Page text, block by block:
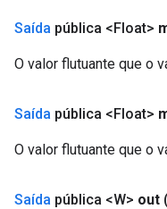
Saída pública <Float>
O valor flutuante que o
Saída pública <Float>
O valor flutuante que o
Saída pública <W> out